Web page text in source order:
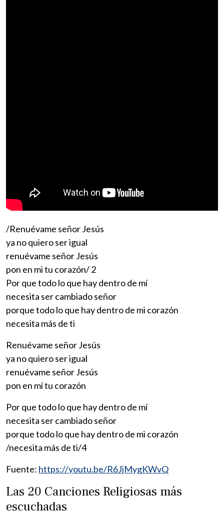
/Renuévame señor Jesús
ya no quiero ser igual
renuévame señor Jesús
pon en mi tu corazón/ 2
Por que todo lo que hay dentro de mí
necesita ser cambiado señor
porque todo lo que hay dentro de mi corazón
necesita más de ti
Renuévame señor Jesús
ya no quiero ser igual
renuévame señor Jesús
pon en mí tu corazón
Por que todo lo que hay dentro de mí
necesita ser cambiado señor
porque todo lo que hay dentro de mi corazón
/necesita más de ti/4
Fuente: https://youtu.be/R6JjMygKWvQ
Las 20 Canciones Religiosas más
escuchadas